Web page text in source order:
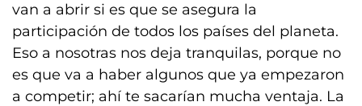
van a abrir si es que se asegura la
participación de todos los países del planeta.
Eso a nosotras nos deja tranquilas, porque no
es que va a haber algunos que ya empezaron
a competir; ahí te sacarían mucha ventaja. La